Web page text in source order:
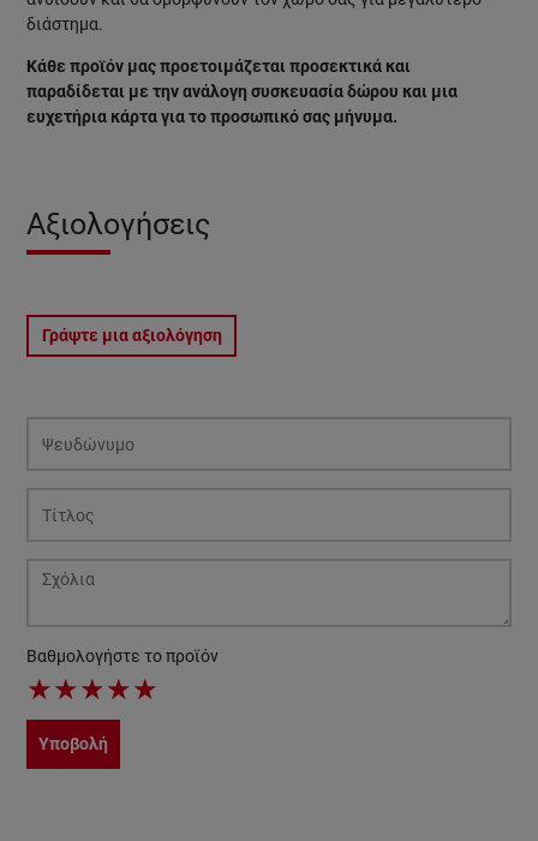
διάστημα.
Κάθε προϊόν μας προετοιμάζεται προσεκτικά και
παραδίδεται με την ανάλογη συσκευασία δώρου και μια
ευχετήρια κάρτα για το προσωπικό σας μήνυμα.
Αξιολογήσεις
Γράψτε μια αξιολόγηση
Βαθμολογήστε το προϊόν
★★★★★
Υποβολή